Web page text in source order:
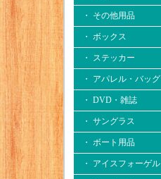
・ その他用品
・ ボックス
・ ステッカー
・ アパレル・バッグ
・ DVD・雑誌
・ サングラス
・ ボート用品
・ アイスフォーゲル